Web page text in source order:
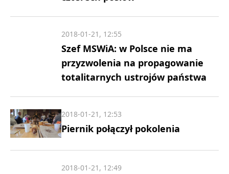
Szef MSWiA: w Polsce nie ma
przyzwolenia na propagowanie
totalitarnych ustrojów państwa
2018-01-21, 12:55
Piernik połączył pokolenia
2018-01-21, 12:53
2018-01-21, 12:49